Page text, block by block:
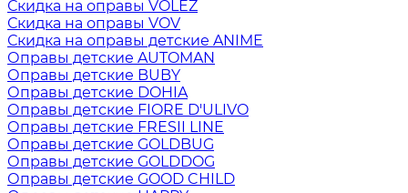
Скидка на оправы VOLEZ
Скидка на оправы VOV
Скидка на оправы детские ANIME
Оправы детские AUTOMAN
Оправы детские BUBY
Оправы детские DOHIA
Оправы детские FIORE D'ULIVO
Оправы детские FRESII LINE
Оправы детские GOLDBUG
Оправы детские GOLDDOG
Оправы детские GOOD CHILD